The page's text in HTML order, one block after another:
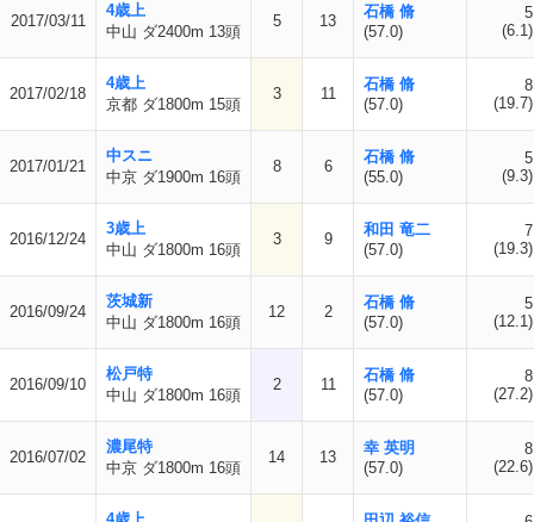
2017/03/11
4歳上
中山 ダ2400m 13頭
5 13
石橋 脩
(57.0)
5
(6.1)
2017/02/18
4歳上
京都 ダ1800m 15頭
3 11
石橋 脩
(57.0)
8
(19.7)
2017/01/21
中スニ
中京 ダ1900m 16頭
8 6
石橋 脩
(55.0)
5
(9.3)
2016/12/24
3歳上
中山 ダ1800m 16頭
3 9
和田 竜二
(57.0)
7
(19.3)
2016/09/24
茨城新
中山 ダ1800m 16頭
12 2
石橋 脩
(57.0)
5
(12.1)
2016/09/10
松戸特
中山 ダ1800m 16頭
2 11
石橋 脩
(57.0)
8
(27.2)
2016/07/02
濃尾特
中京 ダ1800m 16頭
14 13
幸 英明
(57.0)
8
(22.6)